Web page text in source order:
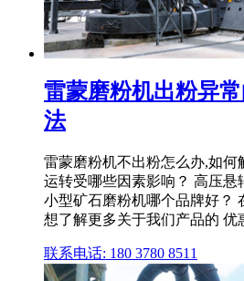
雷蒙磨粉机出粉异
法
雷蒙磨粉机不出粉怎么办,如何
运转受哪些因素影响？ 高压悬
小型矿石磨粉机哪个品牌好？
想了解更多关于我们产品的 优
联系电话: 180 3780 8511